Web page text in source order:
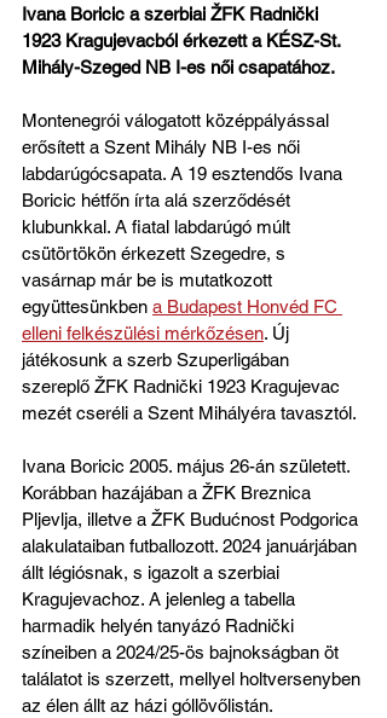
Ivana Boricic a szerbiai ŽFK Radnički
1923 Kragujevacból érkezett a KÉSZ-St.
Mihály-Szeged NB I-es női csapatához.
Montenegrói válogatott középpályással
erősített a Szent Mihály NB I-es női
labdarúgócsapata. A 19 esztendős Ivana
Boricic hétfőn írta alá szerződését
klubunkkal. A fiatal labdarúgó múlt
csütörtökön érkezett Szegedre, s
vasárnap már be is mutatkozott
együttesünkben a Budapest Honvéd FC
elleni felkészülési mérkőzésen. Új
játékosunk a szerb Szuperligában
szereplő ŽFK Radnički 1923 Kragujevac
mezét cseréli a Szent Mihályéra tavasztól.
Ivana Boricic 2005. május 26-án született.
Korábban hazájában a ŽFK Breznica
Pljevlja, illetve a ŽFK Budućnost Podgorica
alakulataiban futballozott. 2024 januárjában
állt légiósnak, s igazolt a szerbiai
Kragujevachoz. A jelenleg a tabella
harmadik helyén tanyázó Radnički
színeiben a 2024/25-ös bajnokságban öt
találatot is szerzett, mellyel holtversenyben
az élen állt az házi góllövőlistán.